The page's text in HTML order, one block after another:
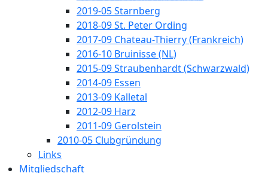
2019-05 Starnberg
2018-09 St. Peter Ording
2017-09 Chateau-Thierry (Frankreich)
2016-10 Bruinisse (NL)
2015-09 Straubenhardt (Schwarzwald)
2014-09 Essen
2013-09 Kalletal
2012-09 Harz
2011-09 Gerolstein
2010-05 Clubgründung
Links
Mitgliedschaft